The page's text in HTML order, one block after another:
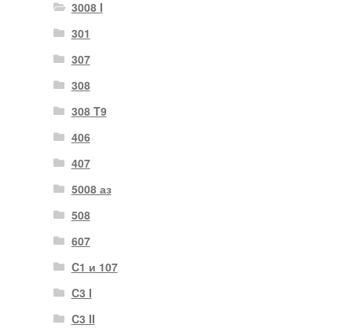
3008 I
301
307
308
308 T9
406
407
5008 аз
508
607
C1 и 107
C3 I
C3 II